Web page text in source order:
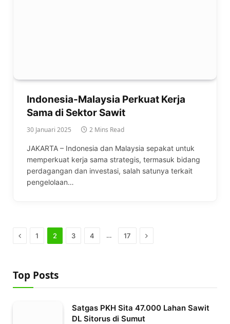
Indonesia-Malaysia Perkuat Kerja
Sama di Sektor Sawit
30 Januari 2025 2 Mins Read
JAKARTA – Indonesia dan Malaysia sepakat untuk
memperkuat kerja sama strategis, termasuk bidang
perdagangan dan investasi, salah satunya terkait
pengelolaan…
Previous
1 2 3 4 … 17 Next
Top Posts
Satgas PKH Sita 47.000 Lahan Sawit
DL Sitorus di Sumut